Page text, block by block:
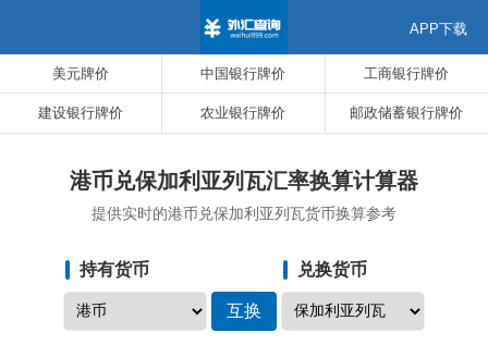
美元牌价 中国银行牌价 工商银行牌价
建设银行牌价 农业银行牌价 邮政储蓄银行牌价
APP下载
港币兑保加利亚列瓦汇率换算计算器
提供实时的港币兑保加利亚列瓦货币换算参考
持有货币 兑换货币